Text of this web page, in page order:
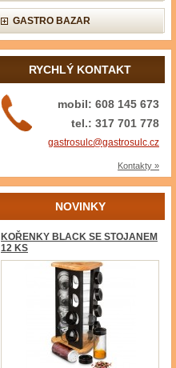
GASTRO BAZAR
RYCHLÝ KONTAKT
mobil: 608 145 673
tel.: 317 701 778
gastrosulc@gastrosulc.cz
Kontakty »
NOVINKY
KOŘENKY BLACK SE STOJANEM
12 KS